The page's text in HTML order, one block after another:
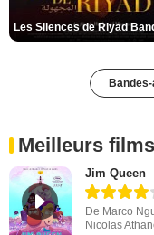
Meilleurs
Jim Queen
De Marco
Nicolas